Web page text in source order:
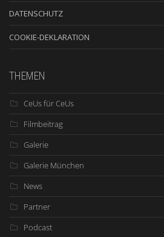
DATENSCHUTZ
COOKIE-DEKLARATION
THEMEN
CeUs für CeUs
Filmbeitrag
Galerie
Galerie München
News
Partner
Podcast